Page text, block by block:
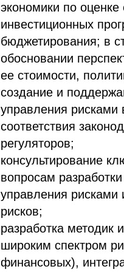
экономики по
инвестиционных
бюджетирования; в
обосновании
ее стоимости,
создание и
управления рисками
соответствия
регуляторов;
консультирование
вопросам
управления
рисков;
разработка методик
широким спектром
финансовых),